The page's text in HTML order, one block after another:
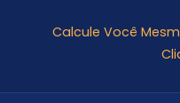
Calcule Você